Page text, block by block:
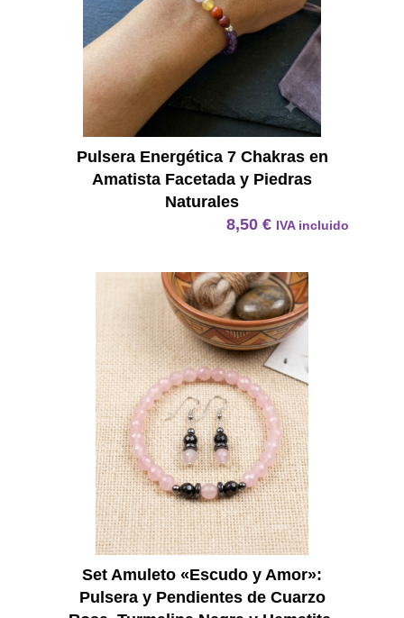
Pulsera Energética 7 Chakras en
Amatista Facetada y Piedras
Naturales
8,50 € IVA incluido
Set Amuleto «Escudo y Amor»:
Pulsera y Pendientes de Cuarzo